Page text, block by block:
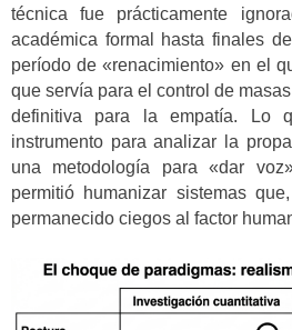
técnica fue prácticamente
académica formal hasta finales
período de «renacimiento» en el
que servía para el control de
definitiva para la empatía. Lo
instrumento para analizar la
una metodología para «dar
permitió humanizar sistemas
permanecido ciegos al factor